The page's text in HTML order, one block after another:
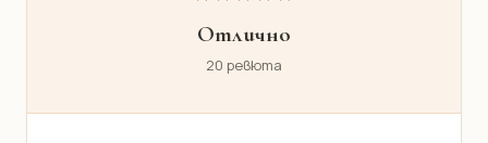
Отлично
20 ревюта